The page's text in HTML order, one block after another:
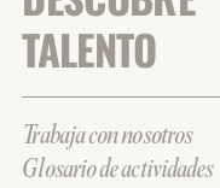
TALENTO
Trabaja con nosotros
Glosario de actividades